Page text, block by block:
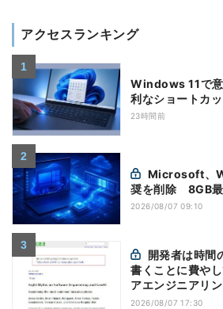
アクセスランキング
Windows 11で
利なショートカ
23時間前
奨を削除 8GB最
2026/08/07 09:10
書くことに費や
アエンジニアリ
神話への賛否
2026/08/07 17:30